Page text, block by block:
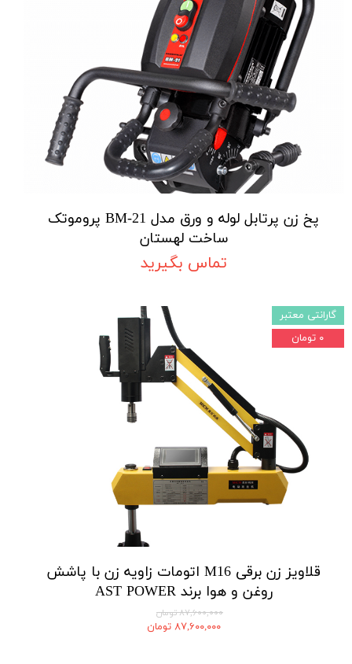
پخ زن پرتابل لوله و ورق مدل BM-21 پروموتک
ساخت لهستان
تماس بگیرید
قلاویز زن برقی M16 اتومات زاویه زن با پاشش
روغن و هوا برند AST POWER
۸۷,۶۰۰,۰۰۰ تومان
۸۷,۶۰۰,۰۰۰ تومان
گارانتی معتبر
۰ تومان